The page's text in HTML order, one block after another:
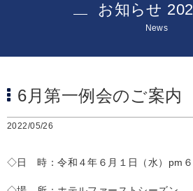
お知らせ
News
6月第一例会のご案内
2022/05/26
◇日 時：令和４年６月１日（水）pm６